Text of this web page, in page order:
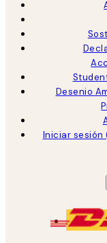
Desenio
Iniciar sesión